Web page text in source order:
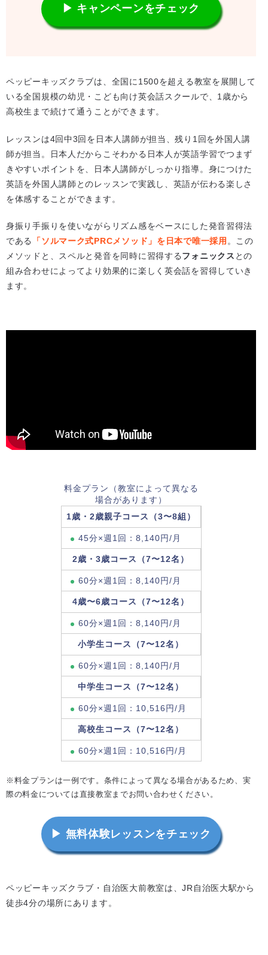
▶ キャンペーンをチェック
ペッピーキッズクラブは、全国に1500を超える教室を展開して
いる全国規模の幼児・こども向け英会話スクールで、1歳から
高校生まで続けて通うことができます。
レッスンは4回中3回を日本人講師が担当、残り1回を外国人講
師が担当。日本人だからこそわかる日本人が英語学習でつまず
きやすいポイントを、日本人講師がしっかり指導。身につけた
英語を外国人講師とのレッスンで実践し、英語が伝わる楽しさ
を体感することができます。
身振り手振りを使いながらリズム感をベースにした発音習得法
である
「ソルマーク式PRCメソッド」を日本で唯一採用 。この
メソッドと、スペルと発音を同時に習得するフォニックス との
組み合わせによってより効果的に楽しく英会話を習得していき
ます。
料金プラン（教室によって異なる
場合があります）
1歳・2歳親子コース（3〜8組）
45分×週1回：8,140円/月
2歳・3歳コース（7〜12名）
60分×週1回：8,140円/月
4歳〜6歳コース（7〜12名）
60分×週1回：8,140円/月
小学生コース（7〜12名）
60分×週1回：8,140円/月
中学生コース（7〜12名）
60分×週1回：10,516円/月
高校生コース（7〜12名）
60分×週1回：10,516円/月
※料金プランは一例です。条件によって異なる場合があるため、実
際の料金については直接教室までお問い合わせください。
▶ 無料体験レッスンをチェック
ペッピーキッズクラブ・自治医大前教室は、JR自治医大駅から
徒歩4分の場所にあります。